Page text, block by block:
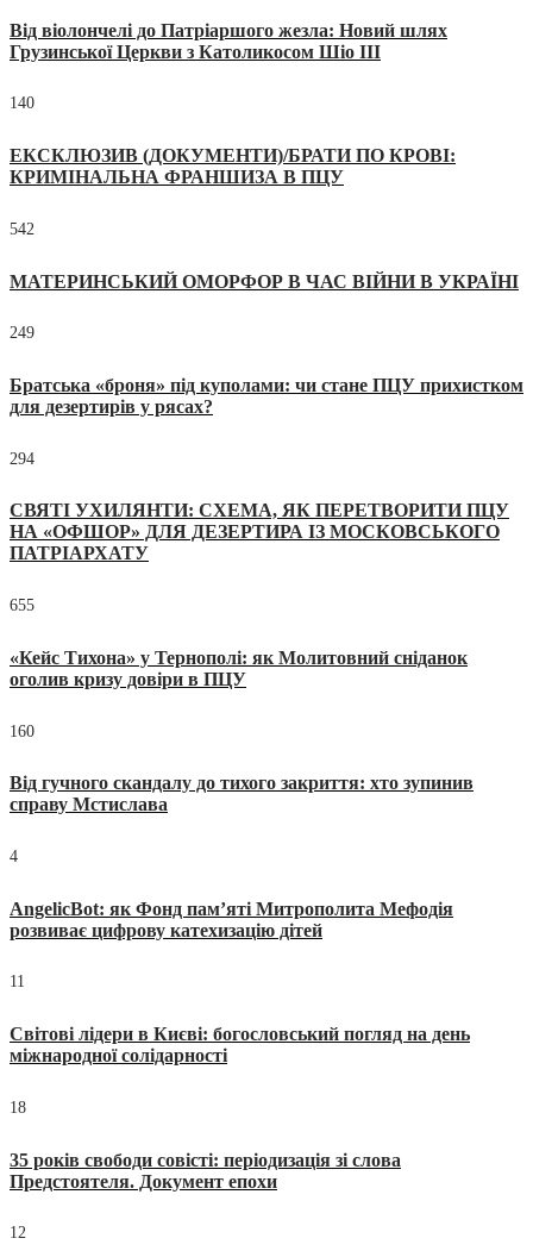
Від віолончелі до Патріаршого жезла: Новий шлях
Грузинської Церкви з Католикосом Шіо III
140
ЕКСКЛЮЗИВ (ДОКУМЕНТИ)/БРАТИ ПО КРОВІ:
КРИМІНАЛЬНА ФРАНШИЗА В ПЦУ
542
МАТЕРИНСЬКИЙ ОМОРФОР В ЧАС ВІЙНИ В УКРАЇНІ
249
Братська «броня» під куполами: чи стане ПЦУ прихистком
для дезертирів у рясах?
294
СВЯТІ УХИЛЯНТИ: СХЕМА, ЯК ПЕРЕТВОРИТИ ПЦУ
НА «ОФШОР» ДЛЯ ДЕЗЕРТИРА ІЗ МОСКОВСЬКОГО
ПАТРІАРХАТУ
655
«Кейс Тихона» у Тернополі: як Молитовний сніданок
оголив кризу довіри в ПЦУ
160
Від гучного скандалу до тихого закриття: хто зупинив
справу Мстислава
4
AngelicBot: як Фонд пам’яті Митрополита Мефодія
розвиває цифрову катехизацію дітей
11
Світові лідери в Києві: богословський погляд на день
міжнародної солідарності
18
35 років свободи совісті: періодизація зі слова
Предстоятеля. Документ епохи
12